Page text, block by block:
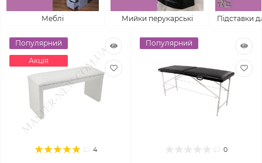
Меблі Мийки перукарські Підставки
Популярний
Акція
4
Популярний
0